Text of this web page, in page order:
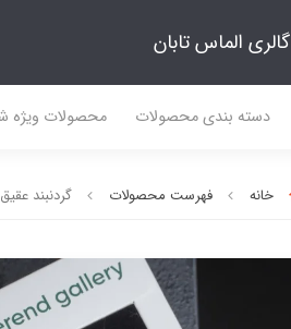
گالری الماس تابان
دسته بندی محصولات محصولات
خانه فهرست محصولات گردنبند عقیق